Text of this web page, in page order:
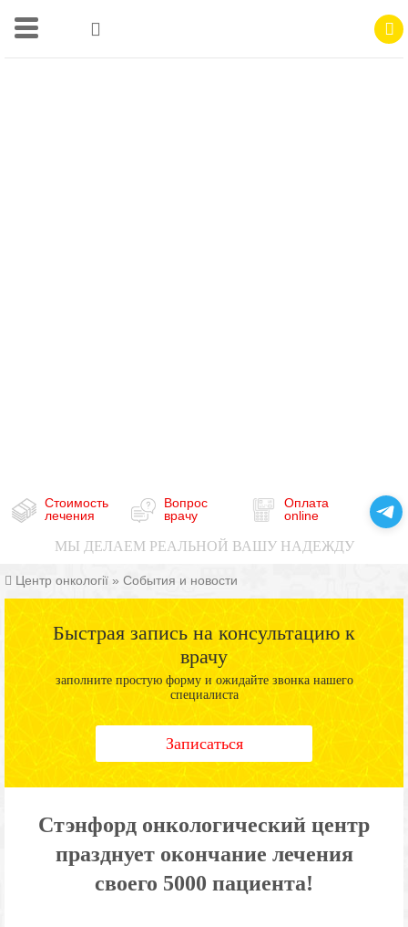
Стоимость
лечения
Вопрос
врачу
Оплата
online
МЫ ДЕЛАЕМ РЕАЛЬНОЙ ВАШУ НАДЕЖДУ
Центр онкології » События и новости
Быстрая запись на консультацию к
врачу
заполните простую форму и ожидайте звонка нашего
специалиста
Записаться
Стэнфорд онкологический центр
празднует окончание лечения
своего 5000 пациента!